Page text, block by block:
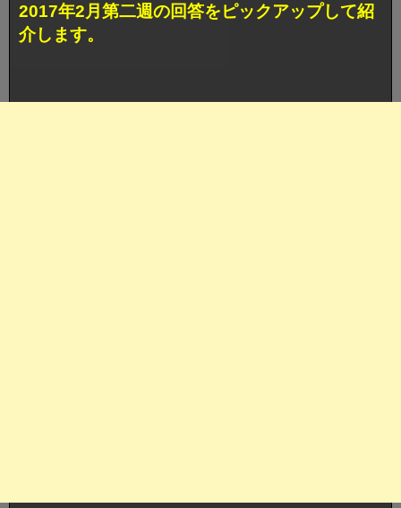
2017年2月第二週の回答をピックアップして紹
介します。